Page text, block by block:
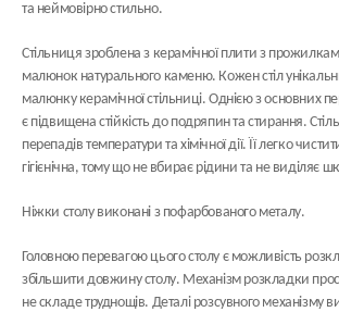
та неймовірно стильно.
Стільниця зроблена з керамічної плити з
малюнок натурального каменю. Кожен стіл
малюнку керамічної стільниці. Однією з основних
є підвищена стійкість до подряпин та стирання.
перепадів температури та хімічної дії. Її легко
гігієнічна, тому що не вбирає рідини та не виділяє
Ніжки столу виконані з пофарбованого металу.
Головною перевагою цього столу є можливість
збільшити довжину столу. Механізм розкладки
не складе труднощів. Деталі розсувного механізму